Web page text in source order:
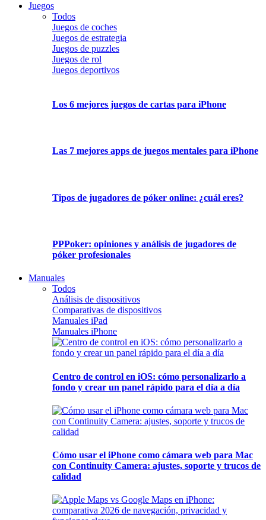
Juegos
Todos
Juegos de coches
Juegos de estrategia
Juegos de puzzles
Juegos de rol
Juegos deportivos
Los 6 mejores juegos de cartas para iPhone
Las 7 mejores apps de juegos mentales para iPhone
Tipos de jugadores de póker online: ¿cuál eres?
PPPoker: opiniones y análisis de jugadores de
póker profesionales
Manuales
Todos
Análisis de dispositivos
Comparativas de dispositivos
Manuales iPad
Manuales iPhone
Centro de control en iOS: cómo personalizarlo a
fondo y crear un panel rápido para el día a día
Cómo usar el iPhone como cámara web para Mac
con Continuity Camera: ajustes, soporte y trucos de
calidad